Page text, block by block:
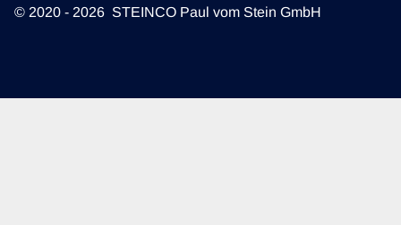
© 2020 - 2026 STEINCO Paul vom Stein GmbH